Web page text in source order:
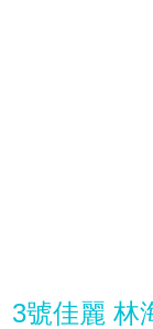
3號佳麗 林